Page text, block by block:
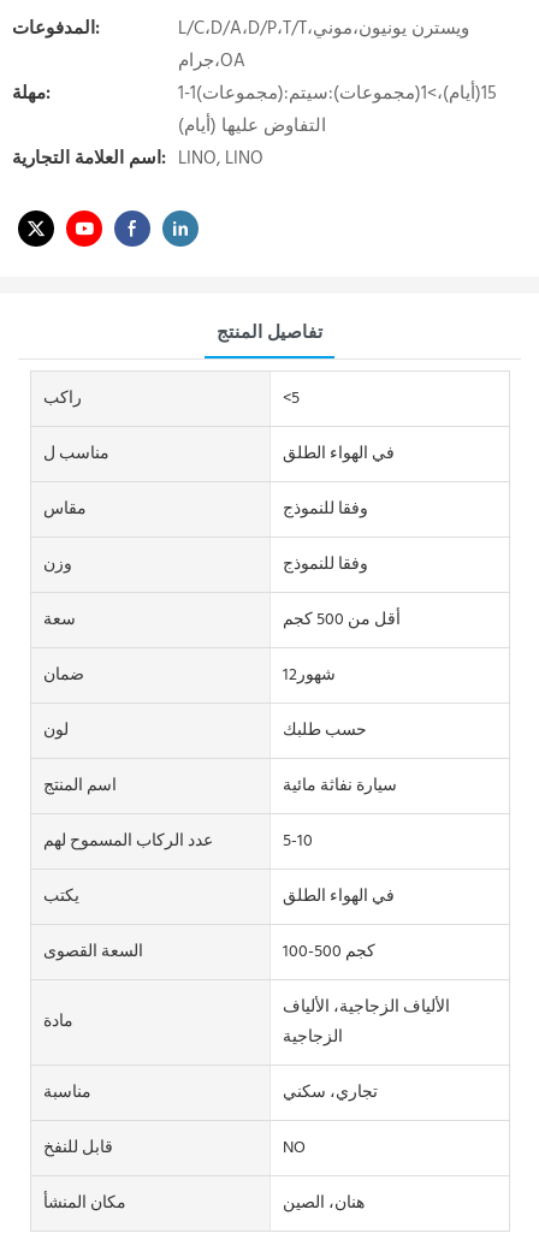
المدفوعات:
L/C،D/A،D/P،T/T،ويسترن يونيون،موني
جرام،OA
مهلة:
1-1(مجموعات):15(أيام)،>1(مجموعات):سيتم
التفاوض عليها (أيام)
اسم العلامة التجارية: LINO, LINO
تفاصيل المنتج
راكب
<5
مناسب ل
في الهواء الطلق
مقاس
وفقا للنموذج
وزن
وفقا للنموذج
سعة
أقل من 500 كجم
ضمان
شهور12
لون
حسب طلبك
اسم المنتج
سيارة نفاثة مائية
عدد الركاب المسموح لهم
5-10
يكتب
في الهواء الطلق
السعة القصوى
100-500 كجم
مادة
الألياف الزجاجية، الألياف
الزجاجية
مناسبة
تجاري، سكني
قابل للنفخ
NO
مكان المنشأ
هنان، الصين